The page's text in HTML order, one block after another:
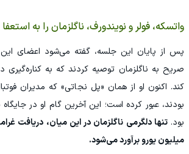
واتسکه، فولر و نویندورف، ناگلزمان را به
پس از پایان این جلسه، گفته می‌شود اعضای این
صریح به ناگلزمان توصیه کردند که به کناره‌گیری
کند. اکنون او از همان «پل نجاتی» که مدیران
بودند، عبور کرده است؛ این آخرین گام او در
بود.
میلیون یورو برآورد می‌شود.